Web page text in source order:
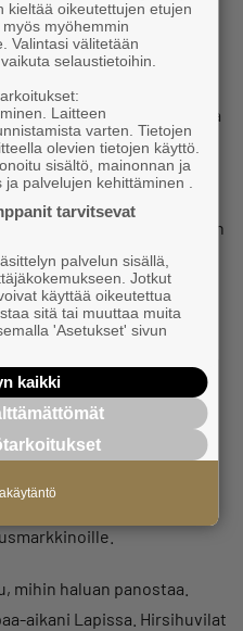
käsitellyt yleiskuvaa
siitä, mihin suuntaan
yrityksen nettisivut ja
nyt olen keskittynyt
saaneet kasaan hyvän
viisi vuotta.
ja työn määrän
kasvu- tai
että töitä olisi koko ajan
vielä
mihin haluan panostaa.
aikani Lapissa. Hirsihuvilat
kieltää oikeutettujen etujen
myöhemmin
Valintasi välitetään
selaustietoihin.
Laitteen
varten. Tietojen
olevien tietojen käyttö.
sisältö, mainonnan ja
palvelujen kehittäminen .
tarvitsevat
palvelun sisällä,
Jotkut
käyttää oikeutettua
sitä tai muuttaa muita
'Asetukset' sivun
kaikki